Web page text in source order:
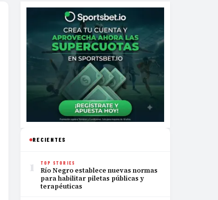
RECIENTES
1 TOP STORIES
Río Negro establece nuevas normas
para habilitar piletas públicas y
terapéuticas